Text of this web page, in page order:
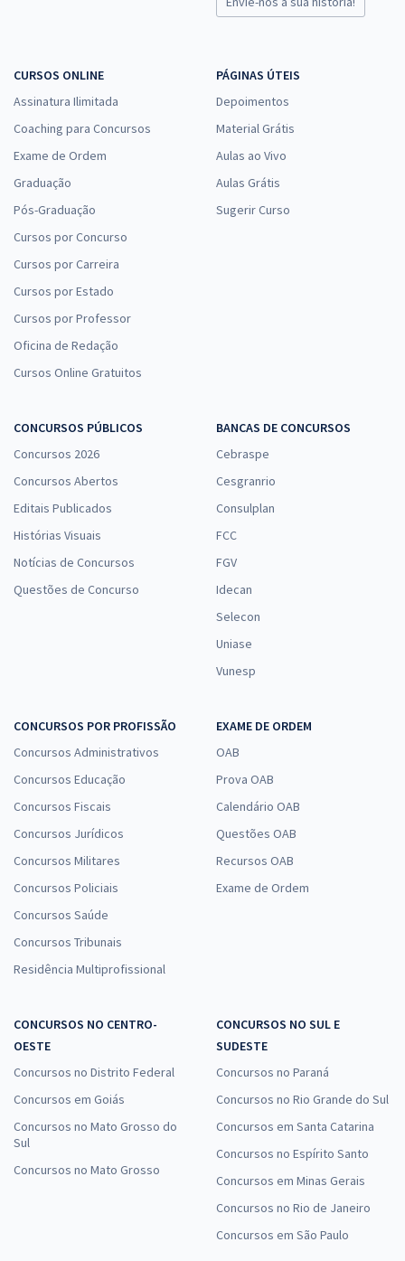
CURSOS ONLINE
Assinatura Ilimitada
Coaching para Concursos
Exame de Ordem
Graduação
Pós-Graduação
Cursos por Concurso
Cursos por Carreira
Cursos por Estado
Cursos por Professor
Oficina de Redação
Cursos Online Gratuitos
PÁGINAS ÚTEIS
Depoimentos
Material Grátis
Aulas ao Vivo
Aulas Grátis
Sugerir Curso
CONCURSOS PÚBLICOS
Concursos 2026
Concursos Abertos
Editais Publicados
Histórias Visuais
Notícias de Concursos
Questões de Concurso
BANCAS DE CONCURSOS
Cebraspe
Cesgranrio
Consulplan
FCC
FGV
Idecan
Selecon
Uniase
Vunesp
CONCURSOS POR PROFISSÃO
Concursos Administrativos
Concursos Educação
Concursos Fiscais
Concursos Jurídicos
Concursos Militares
Concursos Policiais
Concursos Saúde
Concursos Tribunais
Residência Multiprofissional
EXAME DE ORDEM
OAB
Prova OAB
Calendário OAB
Questões OAB
Recursos OAB
Exame de Ordem
CONCURSOS NO CENTRO-
OESTE
Concursos no Distrito Federal
Concursos em Goiás
Concursos no Mato Grosso do
Sul
Concursos no Mato Grosso
CONCURSOS NO SUL E
SUDESTE
Concursos no Paraná
Concursos no Rio Grande do Sul
Concursos em Santa Catarina
Concursos no Espírito Santo
Concursos em Minas Gerais
Concursos no Rio de Janeiro
Concursos em São Paulo